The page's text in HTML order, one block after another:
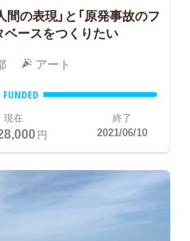
間の表現」と「原発事故のフ
ベースをつくりたい
アート
FUNDED
現在
円
終了
2021/06/10